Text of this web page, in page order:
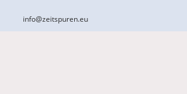
info@zeitspuren.eu